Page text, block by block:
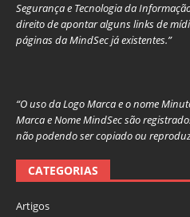
Segurança e Tecnologia da
direito de apontar alguns links de
páginas da MindSec já existentes.”
“O uso da Logo Marca e o nome
Marca e Nome MindSec são
não podendo ser copiado ou
CATEGORIAS
Artigos